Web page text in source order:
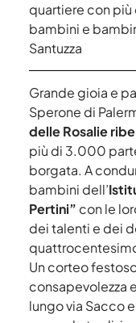
quartiere con
bambini e
Santuzza
Grande gioia e
Sperone di
delle Rosalie
più di 3.000
borgata. A
bambini dell’
Pertini” con le
dei talenti e dei
Un corteo
consapevolezza
lungo via Sacco